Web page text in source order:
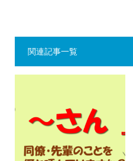
関連記事一覧